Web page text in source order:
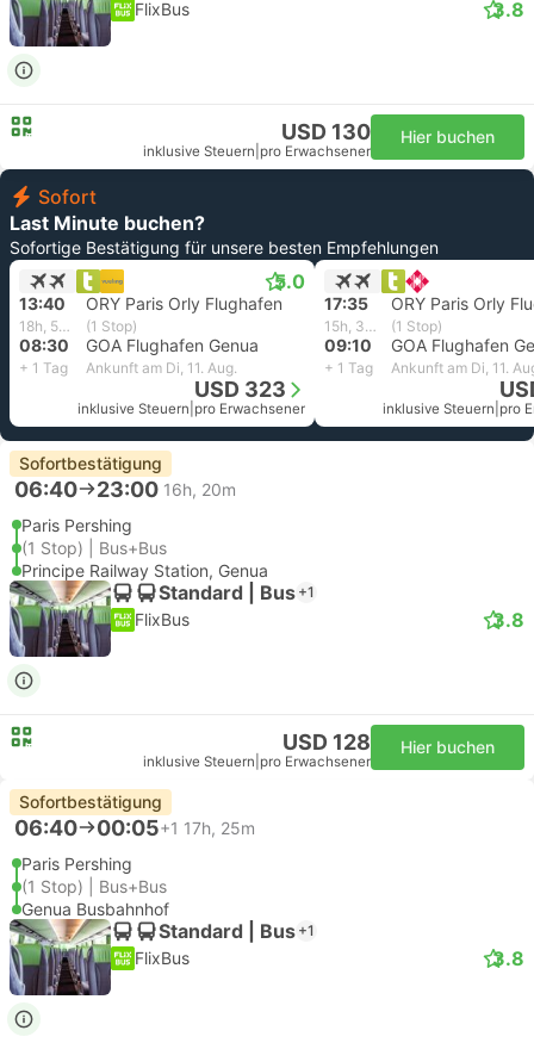
FlixBus 3.8
USD 130
inklusive Steuern pro Erwachsener
Hier buchen
Sofort
Last Minute buchen?
Sofortige Bestätigung für unsere besten Empfehlungen
5.0
13:40 ORY Paris Orly Flughafen
18h, 50m (1 Stop)
08:30 GOA Flughafen Genua
+ 1 Tag Ankunft am Di, 11. Aug.
USD 323
inklusive Steuern pro Erwachsener
17:35 ORY Paris Orly
15h, 35m (1 Stop)
09:10 GOA Flughafen
+ 1 Tag Ankunft am Di, 11.
inklusive Steuern pro
Sofortbestätigung
06:40 23:00 16h, 20m
Paris Pershing
(1 Stop) | Bus+Bus
Principe Railway Station, Genua
Standard | Bus +1
FlixBus 3.8
USD 128
inklusive Steuern pro Erwachsener
Hier buchen
Sofortbestätigung
06:40 00:05+1 17h, 25m
Paris Pershing
(1 Stop) | Bus+Bus
Genua Busbahnhof
Standard | Bus +1
FlixBus 3.8